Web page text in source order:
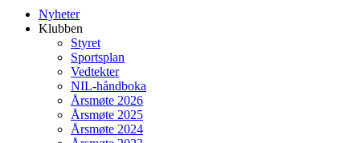
Nyheter
Klubben
Styret
Sportsplan
Vedtekter
NIL-håndboka
Årsmøte 2026
Årsmøte 2025
Årsmøte 2024